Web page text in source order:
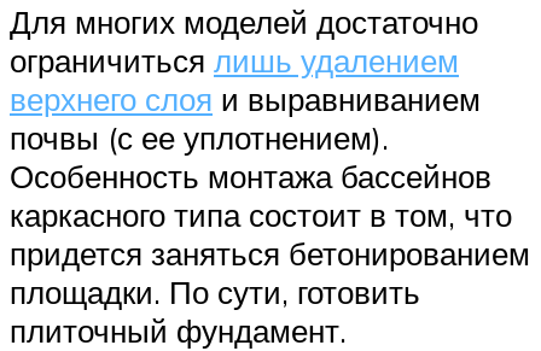
Для многих моделей достаточно
ограничиться лишь удалением
верхнего слоя и выравниванием
почвы (с ее уплотнением).
Особенность монтажа бассейнов
каркасного типа состоит в том, что
придется заняться бетонированием
площадки. По сути, готовить
плиточный фундамент.